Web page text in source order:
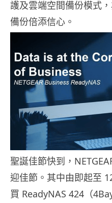
護及雲端空間備份模式
備份倍添信心。
聖誕佳節快到，
迎佳節。其中由即起至
買 ReadyNAS 424（